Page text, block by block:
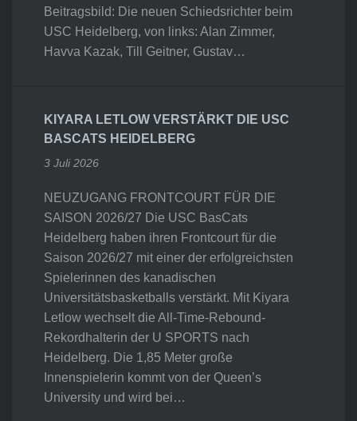
Beitragsbild: Die neuen Schiedsrichter beim
USC Heidelberg, von links: Alan Zimmer,
Havva Kazak, Till Geitner, Gustav…
KIYARA LETLOW VERSTÄRKT DIE USC
BASCATS HEIDELBERG
3 Juli 2026
NEUZUGANG FRONTCOURT FÜR DIE
SAISON 2026/27 Die USC BasCats
Heidelberg haben ihren Frontcourt für die
Saison 2026/27 mit einer der erfolgreichsten
Spielerinnen des kanadischen
Universitätsbasketballs verstärkt. Mit Kiyara
Letlow wechselt die All-Time-Rebound-
Rekordhalterin der U SPORTS nach
Heidelberg. Die 1,85 Meter große
Innenspielerin kommt von der Queen’s
University und wird bei…